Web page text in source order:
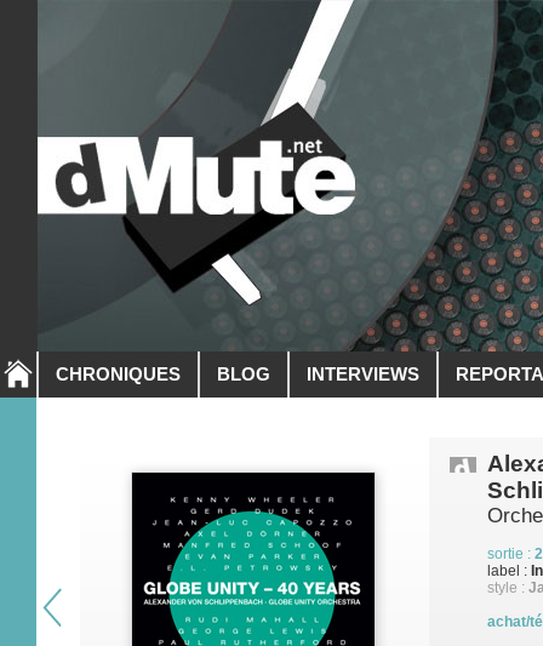
CHRONIQUES BLOG INTERVIEWS
sortie :
label :
style :
achat/